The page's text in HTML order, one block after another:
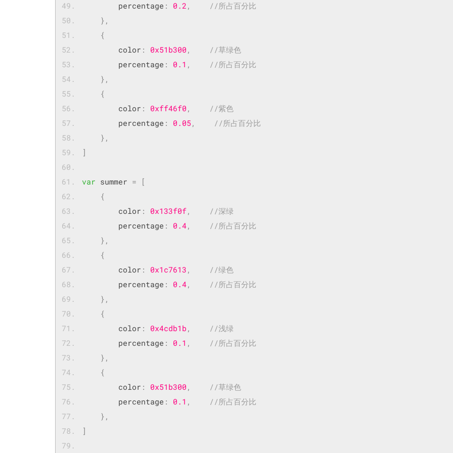
        percentage
: 0.2 ,
//所占百分比
},
{
        color
: 0x51b300 ,
//草绿色
        percentage
: 0.1 ,
//所占百分比
},
{
        color
: 0xff46f0 ,
//紫色
        percentage
: 0.05 ,
//所占百分比
},
]
var summer =
[
{
        color
: 0x133f0f,
//深绿
        percentage
: 0.4,
//所占百分比
},
{
        color
: 0x1c7613 ,
//绿色
        percentage
: 0.4,
//所占百分比
},
{
        color
: 0x4cdb1b ,
//浅绿
        percentage
: 0.1 ,
//所占百分比
},
{
        color
: 0x51b300 ,
//草绿色
        percentage
: 0.1 ,
//所占百分比
},
]